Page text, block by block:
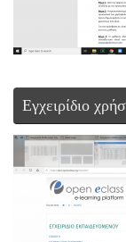
Εγχειρίδιο